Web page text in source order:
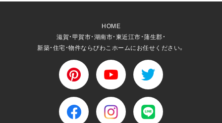
HOME
滋賀・甲賀市・湖南市・東近江市・蒲生郡・
新築・住宅・物件ならびわこホームにお任せください。